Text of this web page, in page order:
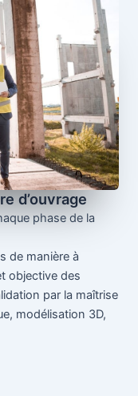
d’ouvrage
phase de la
de manière à
objective des
par la maîtrise
modélisation 3D,